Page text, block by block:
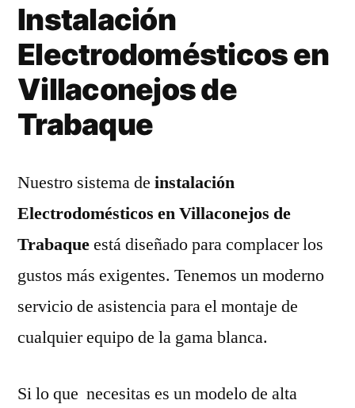
Instalación
Electrodomésticos en
Villaconejos de
Trabaque
Nuestro sistema de instalación
Electrodomésticos en Villaconejos de
Trabaqueestá diseñado para complacer los
gustos más exigentes. Tenemos un moderno
servicio de asistencia para el montaje de
cualquier equipo de la gama blanca.
Si lo que necesitas es un modelo de alta